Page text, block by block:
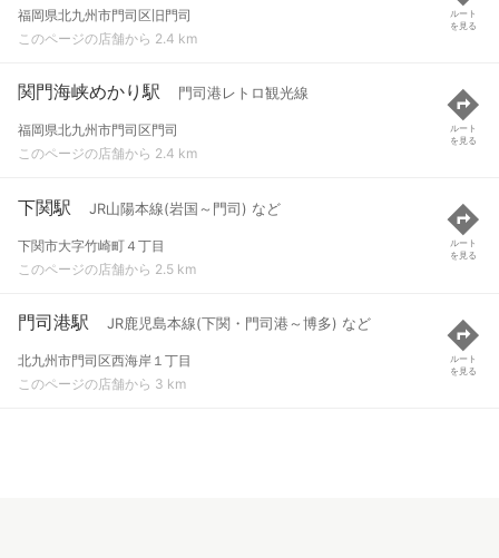
福岡県北九州市門司区旧門司
このページの店舗から 2.4 km
ルート
を見る
関門海峡めかり駅 門司港レトロ観光線
福岡県北九州市門司区門司
このページの店舗から 2.4 km
ルート
を見る
下関駅 JR山陽本線(岩国～門司) など
下関市大字竹崎町４丁目
このページの店舗から 2.5 km
ルート
を見る
門司港駅 JR鹿児島本線(下関・門司港～博多) など
北九州市門司区西海岸１丁目
このページの店舗から 3 km
ルート
を見る